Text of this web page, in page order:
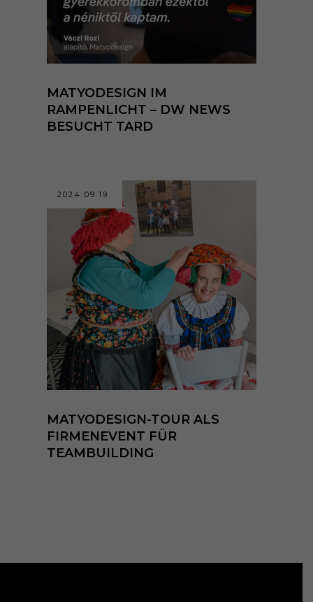
MATYODESIGN IM
RAMPENLICHT – DW NEWS
BESUCHT TARD
2024.09.19.
MATYODESIGN-TOUR ALS
FIRMENEVENT FÜR
TEAMBUILDING